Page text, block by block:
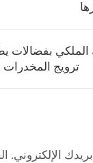
الملكي بفضالات
ترويج
الإلكتروني.